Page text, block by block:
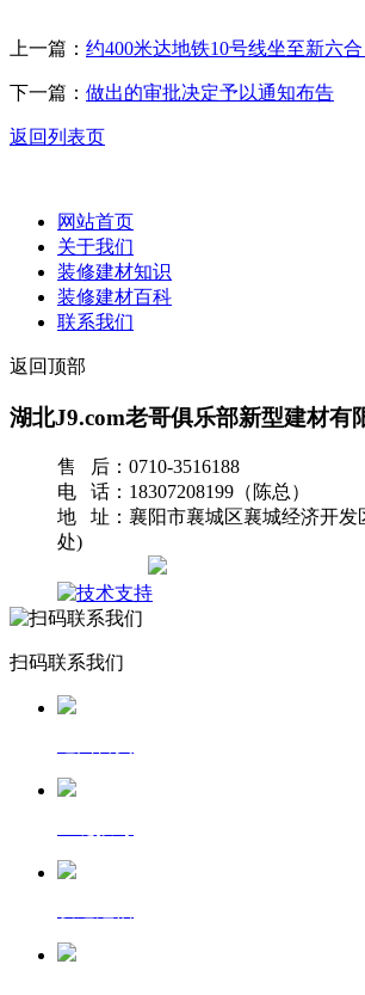
上一篇： 约400米达地铁10号线坐至新六
下一篇： 做出的审批决定予以通知布告
返回列表页
网站首页
关于我们
装修建材知识
装修建材百科
联系我们
返回顶部
湖北J9.com老哥俱乐部新型建材有
售 后：0710-3516188
电 话：18307208199（陈总）
地 址：襄阳市襄城区襄城经济开发
处)
扫码联系我们